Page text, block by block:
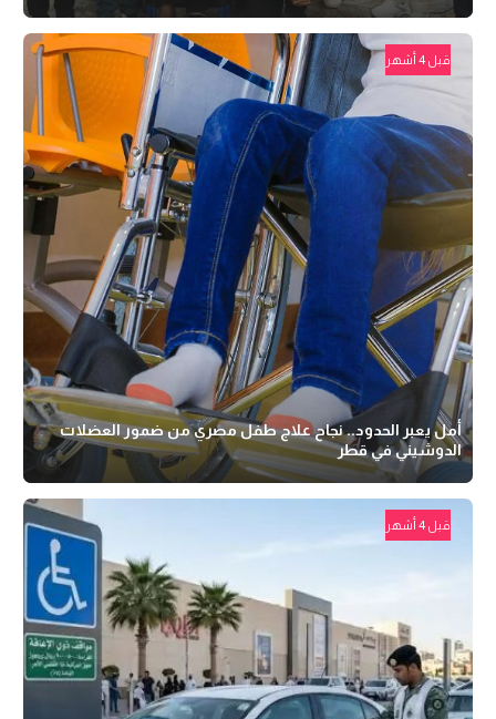
قبل 4 أشهر
أمل يعبر الحدود.. نجاح علاج طفل مصري من ضمور العضلات
الدوشيني في قطر
قبل 4 أشهر